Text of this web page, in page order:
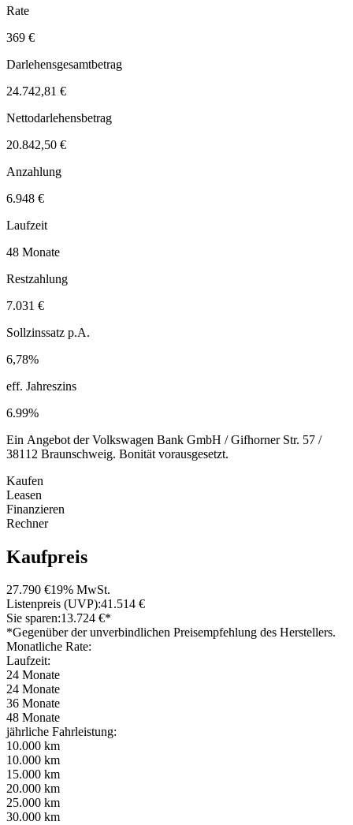
Rate
369 €
Darlehensgesamtbetrag
24.742,81 €
Nettodarlehensbetrag
20.842,50 €
Anzahlung
6.948 €
Laufzeit
48 Monate
Restzahlung
7.031 €
Sollzinssatz p.A.
6,78%
eff. Jahreszins
6.99%
Ein Angebot der Volkswagen Bank GmbH / Gifhorner Str. 57 /
38112 Braunschweig. Bonität vorausgesetzt.
Kaufen
Leasen
Finanzieren
Rechner
Kaufpreis
27.790 €19% MwSt.
Listenpreis (UVP):41.514 €
Sie sparen:13.724 €*
*Gegenüber der unverbindlichen Preisempfehlung des Herstellers.
Monatliche Rate:
Laufzeit:
24 Monate
24 Monate
36 Monate
48 Monate
jährliche Fahrleistung:
10.000 km
10.000 km
15.000 km
20.000 km
25.000 km
30.000 km